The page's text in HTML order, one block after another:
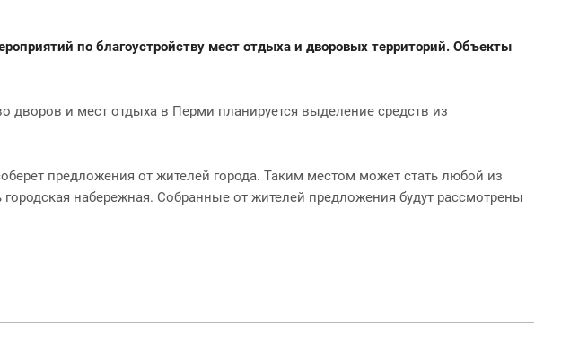
по благоустройству мест отдыха и дворовых территорий. Объекты
дворов и мест отдыха в Перми планируется выделение средств из
предложения от жителей города. Таким местом может стать любой из
набережная. Собранные от жителей предложения будут рассмотрены